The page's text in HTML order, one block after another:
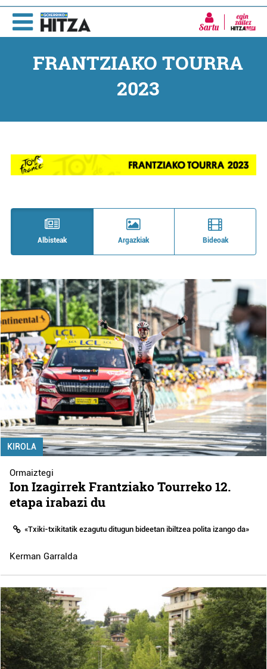
Sartu
FRANTZIAKO TOURRA
2023
Albisteak Argazkiak Bideoak
KIROLA
Ormaiztegi
Ion Izagirrek Frantziako Tourreko 12.
etapa irabazi du
«Txiki-txikitatik ezagutu ditugun bideetan ibiltzea polita izango da»
Kerman Garralda